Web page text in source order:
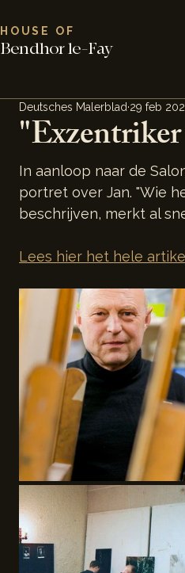
Bendhor le-Fay
HOUSE OF
Deutsches Malerblad 29 feb
In aanloop naar de
portret over Jan. "Wie
beschrijven, merkt al
Lees hier het hele